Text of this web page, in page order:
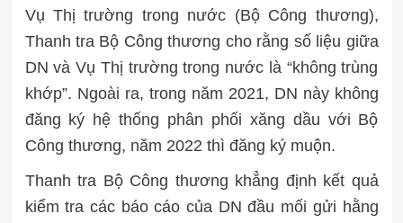
Vụ Thị trường trong nước (Bộ Công thương),
Thanh tra Bộ Công thương cho rằng số liệu giữa
DN và Vụ Thị trường trong nước là “không trùng
khớp”. Ngoài ra, trong năm 2021, DN này không
đăng ký hệ thống phân phối xăng dầu với Bộ
Công thương, năm 2022 thì đăng ký muộn.
Thanh tra Bộ Công thương khẳng định kết quả
kiểm tra các báo cáo của DN đầu mối gửi hằng